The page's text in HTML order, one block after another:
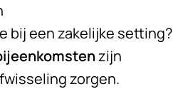
bij een zakelijke setting?
zijn
zorgen.